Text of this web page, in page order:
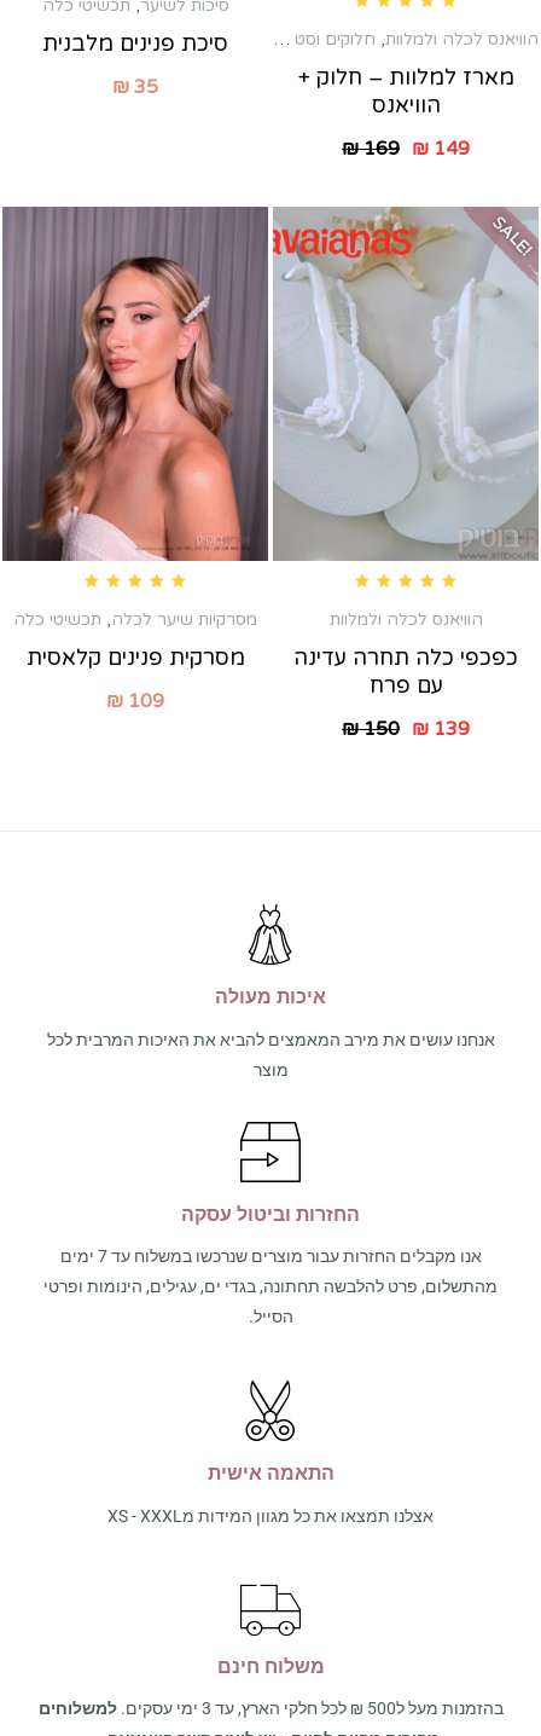
הוויאנס לכלה ולמלוות, חלוקים וסט התארגנות ,מארזים לכלה ולמלוות,מסיבת
מארז למלוות – חלוק +
הוויאנס
₪169 ₪149
סיכות לשיער, תכשיטי כלה
סיכת פנינים מלבנית
₪ 35
SALE!
הוויאנס לכלה ולמלוות
כפכפי כלה תחרה עדינה
עם פרח
₪150 ₪139
מסרקיות שיער לכלה, תכשיטי כלה
מסרקית פנינים קלאסית
₪ 109
איכות מעולה
אנחנו עושים את מירב המאמצים להביא את האיכות המרבית לכל
מוצר
החזרות וביטול עסקה
אנו מקבלים החזרות עבור מוצרים שנרכשו במשלוח עד 7 ימים
מהתשלום, פרט להלבשה תחתונה, בגדי ים, עגילים, הינומות ופרטי
הסייל.
התאמה אישית
אצלנו תמצאו את כל מגוון המידות מXS - XXXL
משלוח חינם
בהזמנות מעל ל500 ₪ לכל חלקי הארץ, עד 3 ימי עסקים.
למשלוחים